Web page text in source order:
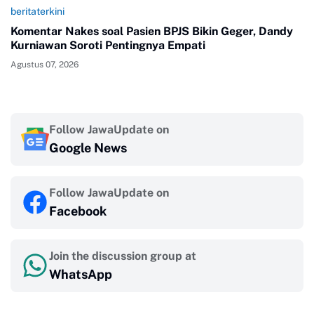
beritaterkini
Komentar Nakes soal Pasien BPJS Bikin Geger, Dandy
Kurniawan Soroti Pentingnya Empati
Agustus 07, 2026
Follow JawaUpdate on
Google News
Follow JawaUpdate on
Facebook
Join the discussion group at
WhatsApp